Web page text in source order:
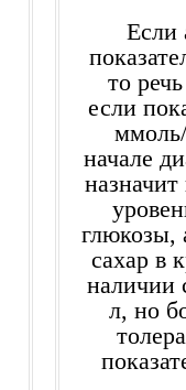
Если
то
если
начале
глюкозы,
сахар в
наличии
л, но